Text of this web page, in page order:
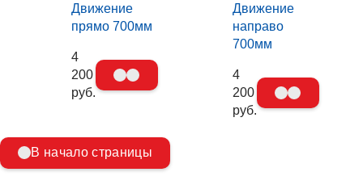
Движение
прямо 700мм
4
200
руб.
Движение
направо
700мм
4
200
руб.
В начало страницы